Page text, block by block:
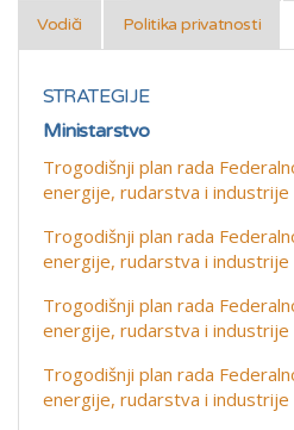
Vodiči Politika privatnosti
STRATEGIJE
Ministarstvo
Trogodišnji plan rada
energije, rudarstva i
Trogodišnji plan rada
energije, rudarstva i
Trogodišnji plan rada
energije, rudarstva i
Trogodišnji plan rada
energije, rudarstva i